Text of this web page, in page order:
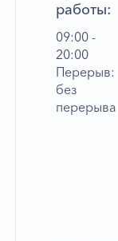
работы:
09:00 -
20:00
Перерыв:
без
перерыва